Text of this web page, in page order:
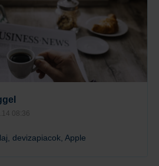
08:36
devizapiacok, Apple